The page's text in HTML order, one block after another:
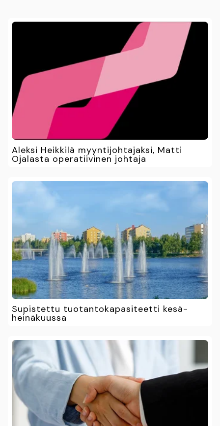
Aleksi Heikkilä myyntijohtajaksi, Matti
Ojalasta operatiivinen johtaja
Supistettu tuotantokapasiteetti kesä-
heinäkuussa